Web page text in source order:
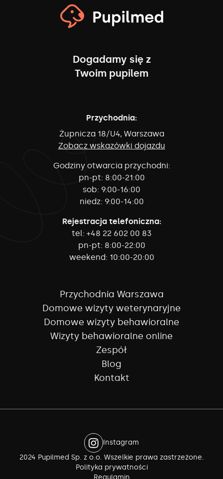
Dogadamy się z
Twoim pupilem
Przychodnia:
Żupnicza 18/U4, Warszawa
Zobacz wskazówki dojazdu
Godziny otwarcia przychodni:
pn-pt: 8:00-21:00
sob: 9:00-16:00
niedz: 9:00-14:00
Rejestracja telefoniczna:
tel: +48 22 602 00 83
pn-pt: 8:00-22:00
weekend: 10:00-20:00
Przychodnia Warszawa
Domowe wizyty weterynaryjne
Domowe wizyty behawioralne
Wizyty behawioralne online
Zespół
Blog
Kontakt
Instagram
2024 Pupilmed Sp. z o.o. Wszelkie prawa zastrzeżone.
Polityka prywatności